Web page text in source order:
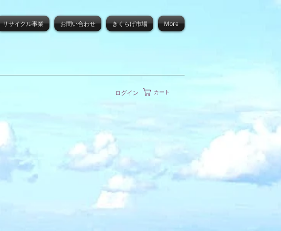
リサイクル事業 お問い合わせ きくらげ市場 More
ログイン カート